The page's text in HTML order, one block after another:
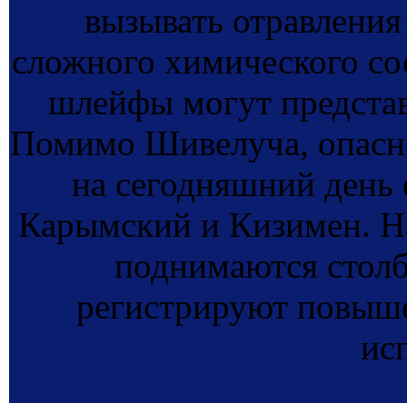
вызывать
сложного химического
шлейфы могут
Помимо Шивелуча,
на сегодняшний день
Карымский и Кизимен.
поднимаются
регистрируют